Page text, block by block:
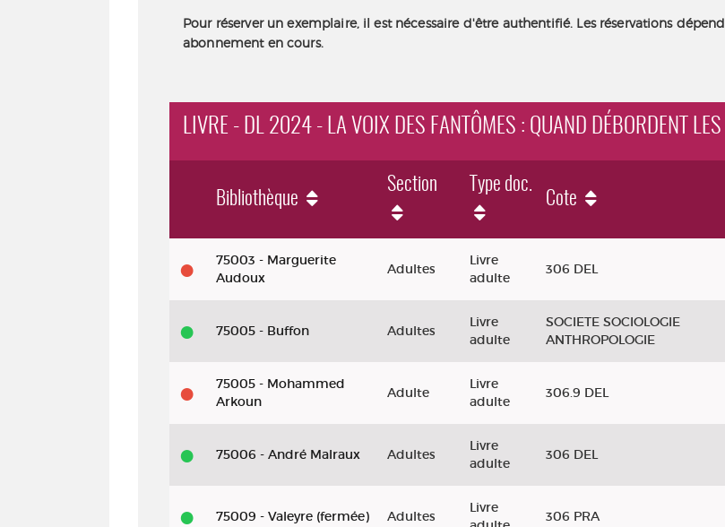
Pour réserver un exemplaire, il est nécessaire d'être authentifié. Les réservations
abonnement en cours.
LIVRE - DL 2024 - LA VOIX DES FANTÔMES : QUAND DÉBORDENT
Livre - DL 2024 - La voix des fantômes : quand débordent les morts
Bibliothèque
Section Type doc.
Cote
75003 - Marguerite
Audoux
Adultes
Livre
adulte
306 DEL
75005 - Buffon Adultes
Livre
adulte
SOCIETE SOCIOLOGIE
ANTHROPOLOGIE
75005 - Mohammed
Arkoun
Adulte
Livre
adulte
306.9 DEL
75006 - André Malraux Adultes
Livre
adulte
306 DEL
75009 - Valeyre (fermée) Adultes
Livre
306 PRA